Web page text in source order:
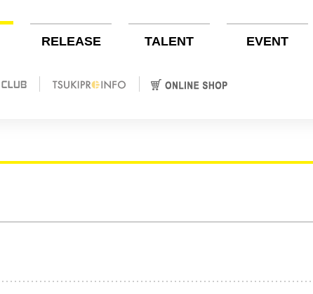
RELEASE TALENT EVENT